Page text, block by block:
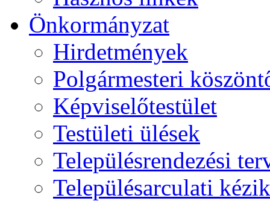
Önkormányzat
Hirdetmények
Polgármesteri
Képviselőtestület
Testületi ülések
Településrendezési
Településarculati